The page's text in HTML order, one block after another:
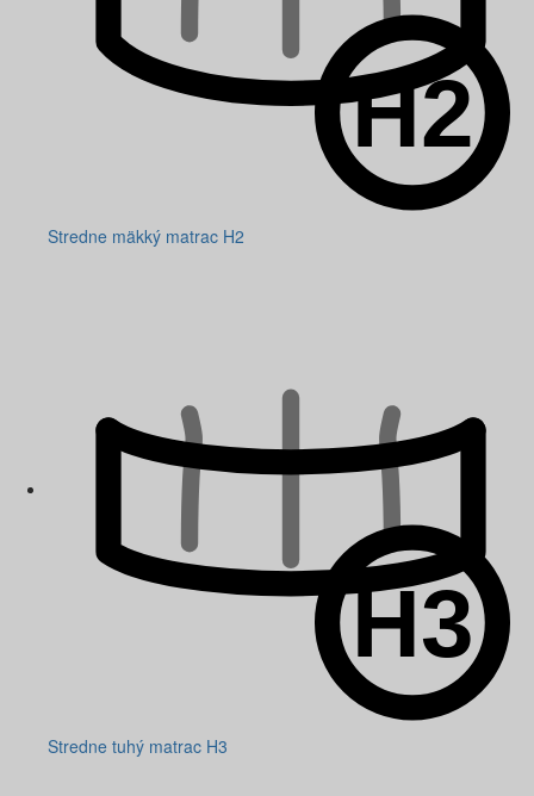
Stredne mäkký matrac H2
Stredne tuhý matrac H3